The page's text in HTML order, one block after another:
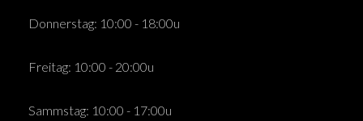
Donnerstag: 10:00 - 18:00u
Freitag: 10:00 - 20:00u
Sammstag: 10:00 - 17:00u